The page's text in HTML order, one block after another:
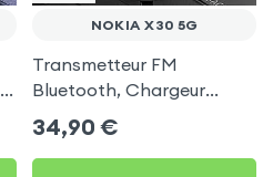
NOKIA X30 5G
Transmetteur FM
Bluetooth, Chargeur
Allume-cigare, Muvit pour
Nokia X30 5G
34,90 €